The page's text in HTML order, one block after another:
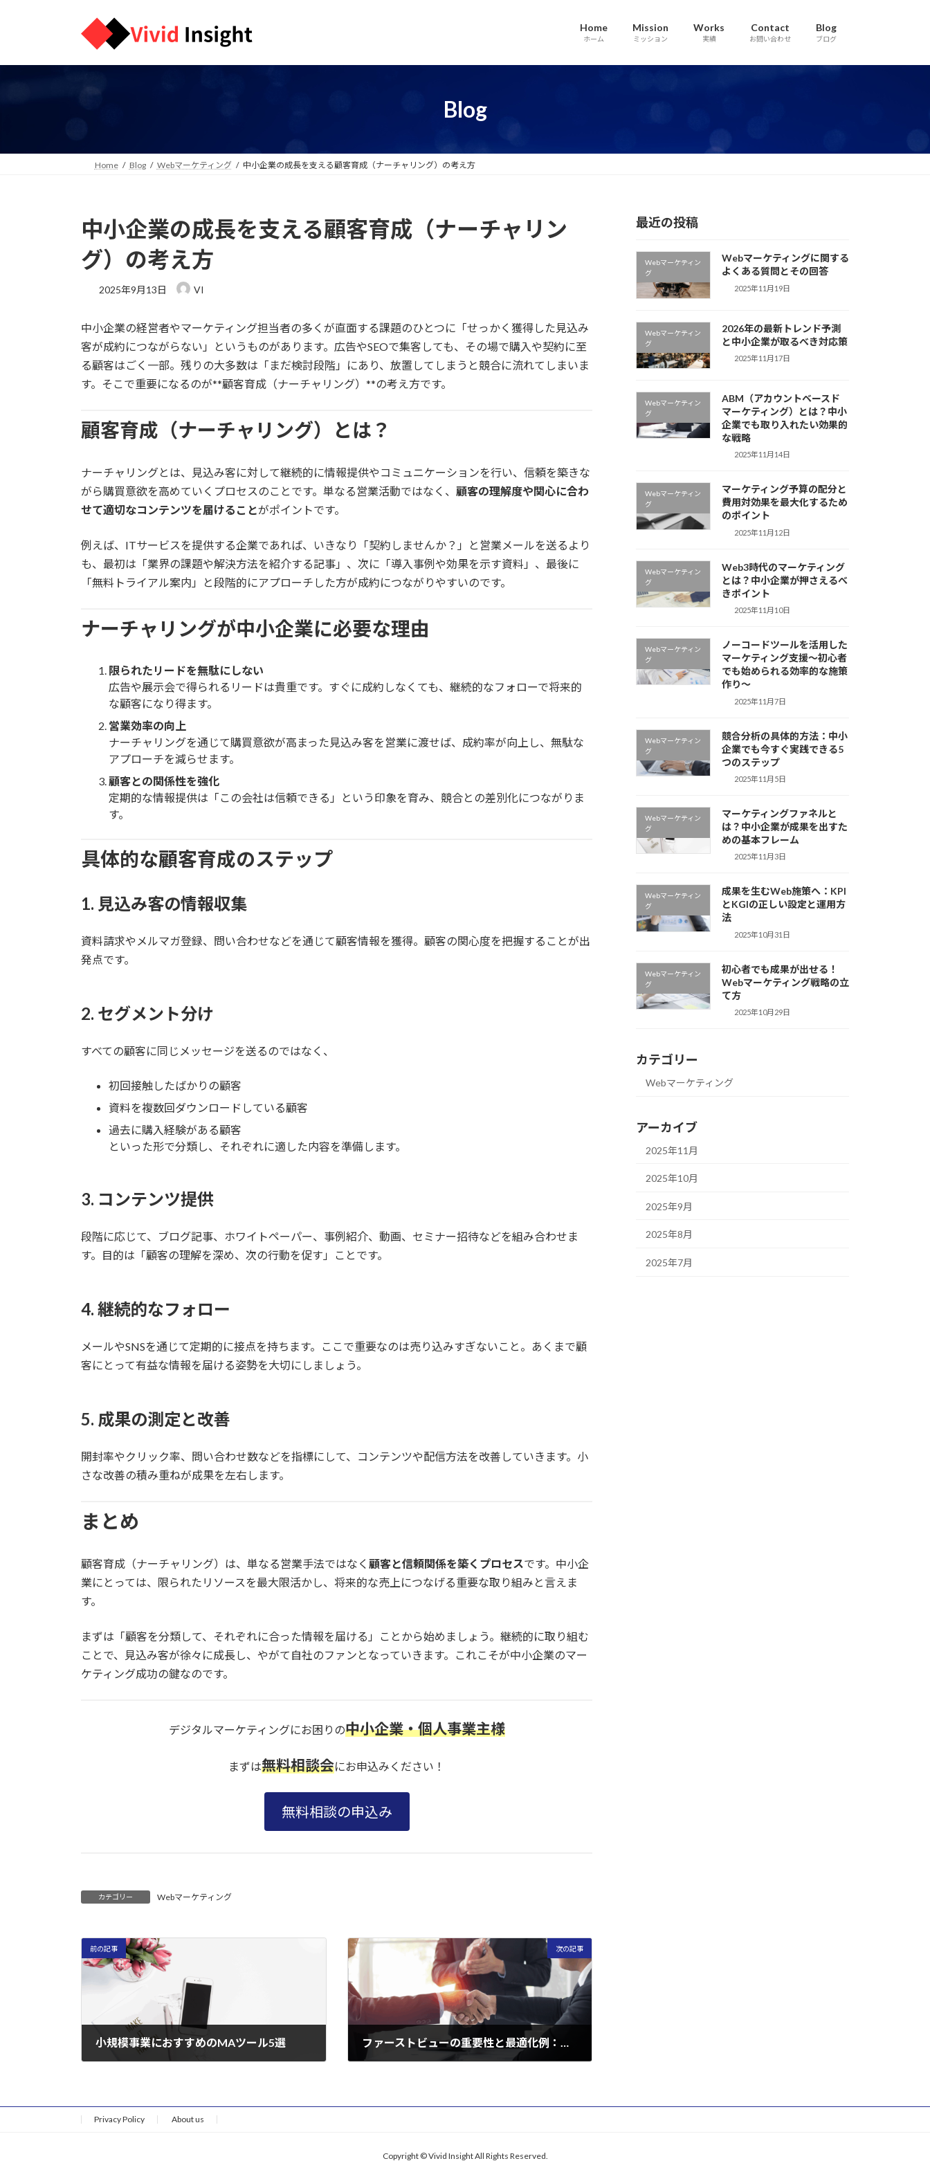
プ
動
Home
ホーム
Mission
ミッション
Works
実績
Contact
お問い合わせ
Blog
ブログ
Blog
Home Blog Webマーケティング 中小企業の成長を支える顧客育成（ナーチャリング）の考え方
中小企業の成長を支える顧客育成（ナーチャリン
グ）の考え方
2025年9月13日 VI
中小企業の経営者やマーケティング担当者の多くが直面する課題のひとつに「せっかく獲得した見込み
客が成約につながらない」というものがあります。広告やSEOで集客しても、その場で購入や契約に至
る顧客はごく一部。残りの大多数は「まだ検討段階」にあり、放置してしまうと競合に流れてしまいま
す。そこで重要になるのが**顧客育成（ナーチャリング）**の考え方です。
顧客育成（ナーチャリング）とは？
ナーチャリングとは、見込み客に対して継続的に情報提供やコミュニケーションを行い、信頼を築きな
がら購買意欲を高めていくプロセスのことです。単なる営業活動ではなく、 顧客の理解度や関心に合わ
せて適切なコンテンツを届けることがポイントです。
例えば、ITサービスを提供する企業であれば、いきなり「契約しませんか？」と営業メールを送るより
も、最初は「業界の課題や解決方法を紹介する記事」、次に「導入事例や効果を示す資料」、最後に
「無料トライアル案内」と段階的にアプローチした方が成約につながりやすいのです。
ナーチャリングが中小企業に必要な理由
限られたリードを無駄にしない
広告や展示会で得られるリードは貴重です。すぐに成約しなくても、継続的なフォローで将来的
な顧客になり得ます。
営業効率の向上
ナーチャリングを通じて購買意欲が高まった見込み客を営業に渡せば、成約率が向上し、無駄な
アプローチを減らせます。
顧客との関係性を強化
定期的な情報提供は「この会社は信頼できる」という印象を育み、競合との差別化につながりま
す。
具体的な顧客育成のステップ
1. 見込み客の情報収集
資料請求やメルマガ登録、問い合わせなどを通じて顧客情報を獲得。顧客の関心度を把握することが出
発点です。
2. セグメント分け
すべての顧客に同じメッセージを送るのではなく、
初回接触したばかりの顧客
資料を複数回ダウンロードしている顧客
過去に購入経験がある顧客
といった形で分類し、それぞれに適した内容を準備します。
3. コンテンツ提供
段階に応じて、ブログ記事、ホワイトペーパー、事例紹介、動画、セミナー招待などを組み合わせま
す。目的は「顧客の理解を深め、次の行動を促す」ことです。
4. 継続的なフォロー
メールやSNSを通じて定期的に接点を持ちます。ここで重要なのは売り込みすぎないこと。あくまで顧
客にとって有益な情報を届ける姿勢を大切にしましょう。
5. 成果の測定と改善
開封率やクリック率、問い合わせ数などを指標にして、コンテンツや配信方法を改善していきます。小
さな改善の積み重ねが成果を左右します。
まとめ
顧客育成（ナーチャリング）は、単なる営業手法ではなく 顧客と信頼関係を築くプロセスです。中小企
業にとっては、限られたリソースを最大限活かし、将来的な売上につなげる重要な取り組みと言えま
す。
まずは「顧客を分類して、それぞれに合った情報を届ける」ことから始めましょう。継続的に取り組む
ことで、見込み客が徐々に成長し、やがて自社のファンとなっていきます。これこそが中小企業のマー
ケティング成功の鍵なのです。
デジタルマーケティングにお困りの中小企業・個人事業主様
まずは無料相談会にお申込みください！
無料相談の申込み
カテゴリー Webマーケティング
前の記事
小規模事業におすすめのMAツール5選
次の記事
ファーストビューの重要性と最適化例：ウェブサイトの印象を劇的に変える方法
最近の投稿
Webマーケティン
グ
Webマーケティングに関する
よくある質問とその回答
2025年11月19日
Webマーケティン
グ
2026年の最新トレンド予測
と中小企業が取るべき対応策
2025年11月17日
Webマーケティン
グ
ABM（アカウントベースド
マーケティング）とは？中小
企業でも取り入れたい効果的
な戦略
2025年11月14日
Webマーケティン
グ
マーケティング予算の配分と
費用対効果を最大化するため
のポイント
2025年11月12日
Webマーケティン
グ
Web3時代のマーケティング
とは？中小企業が押さえるべ
きポイント
2025年11月10日
Webマーケティン
グ
ノーコードツールを活用した
マーケティング支援〜初心者
でも始められる効率的な施策
作り〜
2025年11月7日
Webマーケティン
グ
競合分析の具体的方法：中小
企業でも今すぐ実践できる5
つのステップ
2025年11月5日
Webマーケティン
グ
マーケティングファネルと
は？中小企業が成果を出すた
めの基本フレーム
2025年11月3日
Webマーケティン
グ
成果を生むWeb施策へ：KPI
とKGIの正しい設定と運用方
法
2025年10月31日
Webマーケティン
グ
初心者でも成果が出せる！
Webマーケティング戦略の立
て方
2025年10月29日
カテゴリー
Webマーケティング
アーカイブ
2025年11月
2025年10月
2025年9月
2025年8月
2025年7月
Privacy Policy About us
Copyright © Vivid Insight All Rights Reserved.